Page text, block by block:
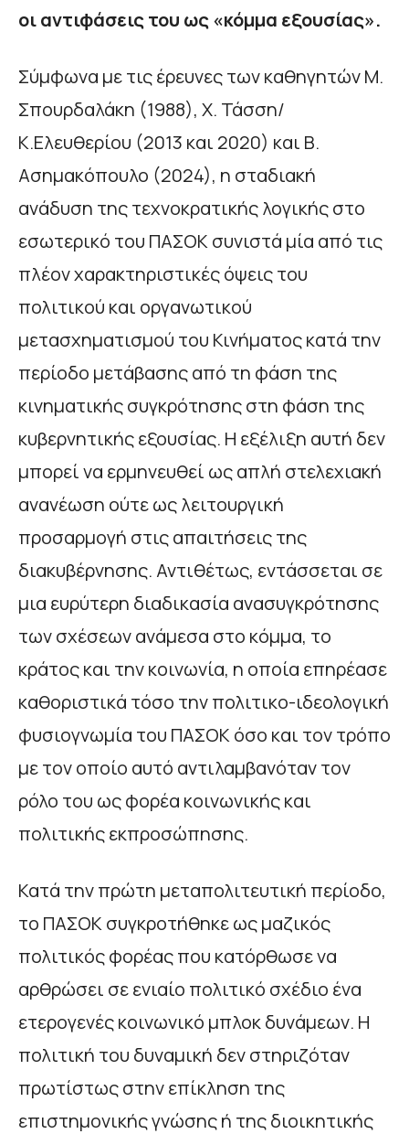
οι αντιφάσεις του ως «κόμμα εξουσίας».
Σύμφωνα με τις έρευνες των καθηγητών Μ.
Σπουρδαλάκη (1988), Χ. Τάσση/
Κ.Ελευθερίου (2013 και 2020) και Β.
Ασημακόπουλο (2024), η σταδιακή
ανάδυση της τεχνοκρατικής λογικής στο
εσωτερικό του ΠΑΣΟΚ συνιστά μία από τις
πλέον χαρακτηριστικές όψεις του
πολιτικού και οργανωτικού
μετασχηματισμού του Κινήματος κατά την
περίοδο μετάβασης από τη φάση της
κινηματικής συγκρότησης στη φάση της
κυβερνητικής εξουσίας. Η εξέλιξη αυτή δεν
μπορεί να ερμηνευθεί ως απλή στελεχιακή
ανανέωση ούτε ως λειτουργική
προσαρμογή στις απαιτήσεις της
διακυβέρνησης. Αντιθέτως, εντάσσεται σε
μια ευρύτερη διαδικασία ανασυγκρότησης
των σχέσεων ανάμεσα στο κόμμα, το
κράτος και την κοινωνία, η οποία επηρέασε
καθοριστικά τόσο την πολιτικο-ιδεολογική
φυσιογνωμία του ΠΑΣΟΚ όσο και τον τρόπο
με τον οποίο αυτό αντιλαμβανόταν τον
ρόλο του ως φορέα κοινωνικής και
πολιτικής εκπροσώπησης.
Κατά την πρώτη μεταπολιτευτική περίοδο,
το ΠΑΣΟΚ συγκροτήθηκε ως μαζικός
πολιτικός φορέας που κατόρθωσε να
αρθρώσει σε ενιαίο πολιτικό σχέδιο ένα
ετερογενές κοινωνικό μπλοκ δυνάμεων. Η
πολιτική του δυναμική δεν στηριζόταν
πρωτίστως στην επίκληση της
επιστημονικής γνώσης ή της διοικητικής